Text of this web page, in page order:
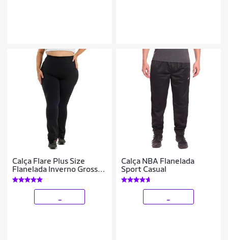
Calça Flare Plus Size
Flanelada Inverno Grossa
Cintura Alta
Calça NBA Flanelada
Sport Casual